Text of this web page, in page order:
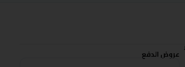
عروض الدفع